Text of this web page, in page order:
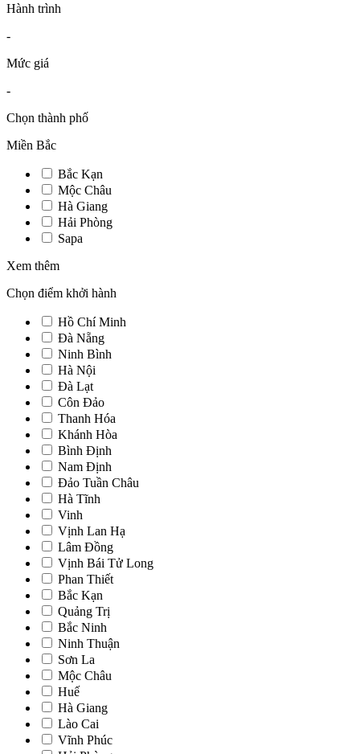
Hành trình
-
Mức giá
-
Chọn thành phố
Miền Bắc
Bắc Kạn
Mộc Châu
Hà Giang
Hải Phòng
Sapa
Xem thêm
Chọn điểm khởi hành
Hồ Chí Minh
Đà Nẵng
Ninh Bình
Hà Nội
Đà Lạt
Côn Đảo
Thanh Hóa
Khánh Hòa
Bình Định
Nam Định
Đảo Tuần Châu
Hà Tĩnh
Vinh
Vịnh Lan Hạ
Lâm Đồng
Vịnh Bái Tử Long
Phan Thiết
Bắc Kạn
Quảng Trị
Bắc Ninh
Ninh Thuận
Sơn La
Mộc Châu
Huế
Hà Giang
Lào Cai
Vĩnh Phúc